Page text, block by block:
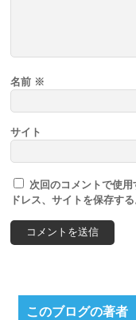
名前 ※
サイト
次回のコメントで使
ドレス、サイトを保存する
このブログの著者